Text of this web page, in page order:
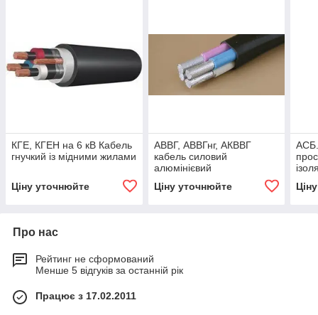
КГЕ, КГЕН на 6 кВ Кабель
гнучкий із мідними жилами
Ціну уточнюйте
АВВГ, АВВГнг, АКВВГ
кабель силовий
алюмінієвий
Ціну уточнюйте
Про нас
Рейтинг не сформований
Менше 5 відгуків за останній рік
Працює з 17.02.2011